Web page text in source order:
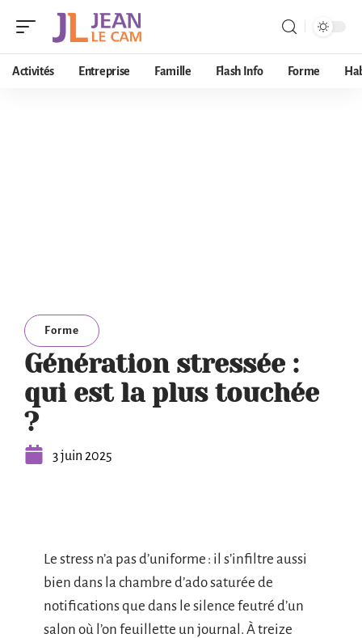
Activités Entreprise Famille Flash Info Forme
Forme
Génération stressée :
qui est la plus touchée
?
3 juin 2025
Le stress n’a pas d’uniforme : il s’infiltre aussi
bien dans la chambre d’ado saturée de
notifications que dans le silence feutré d’un
salon où l’on feuillette un journal. À treize